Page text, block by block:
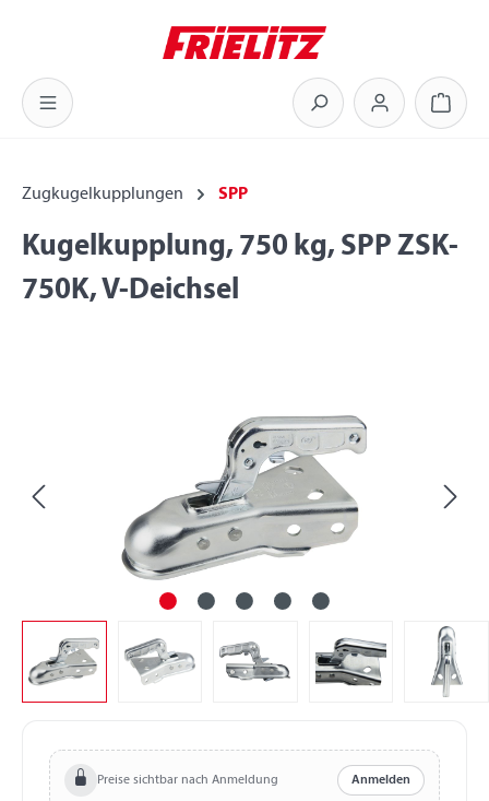
Zum Hauptinhalt springen
Zugkugelkupplungen SPP
Kugelkupplung, 750 kg, SPP ZSK-
750K, V-Deichsel
Preise sichtbar nach Anmeldung Anmelden